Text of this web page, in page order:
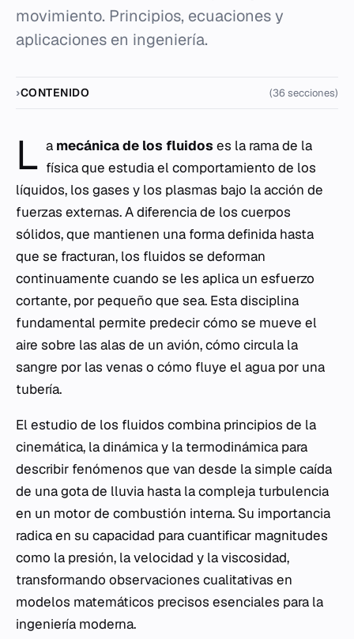
movimiento. Principios, ecuaciones y
aplicaciones en ingeniería.
CONTENIDO (36 secciones)
L a mecánica de los fluidos es la rama de la
física que estudia el comportamiento de los
líquidos, los gases y los plasmas bajo la acción de
fuerzas externas. A diferencia de los cuerpos
sólidos, que mantienen una forma definida hasta
que se fracturan, los fluidos se deforman
continuamente cuando se les aplica un esfuerzo
cortante, por pequeño que sea. Esta disciplina
fundamental permite predecir cómo se mueve el
aire sobre las alas de un avión, cómo circula la
sangre por las venas o cómo fluye el agua por una
tubería.
El estudio de los fluidos combina principios de la
cinemática, la dinámica y la termodinámica para
describir fenómenos que van desde la simple caída
de una gota de lluvia hasta la compleja turbulencia
en un motor de combustión interna. Su importancia
radica en su capacidad para cuantificar magnitudes
como la presión, la velocidad y la viscosidad,
transformando observaciones cualitativas en
modelos matemáticos precisos esenciales para la
ingeniería moderna.